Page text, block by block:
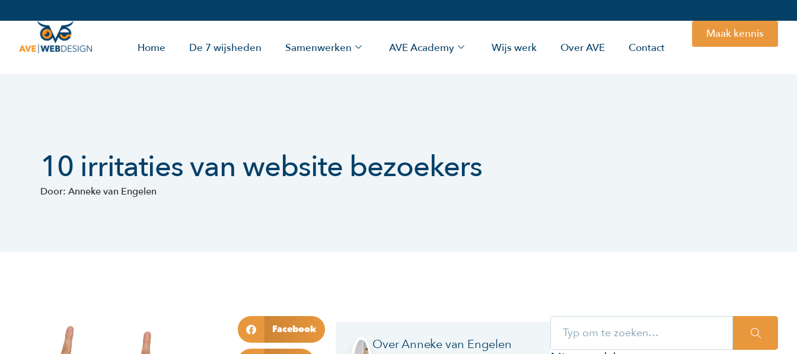
Home De 7 wijsheden Samenwerken AVE Academy Wijs werk Over AVE Contact
Maak kennis
10 irritaties van website bezoekers
Door: Anneke van Engelen
Facebook
Over Anneke van Engelen